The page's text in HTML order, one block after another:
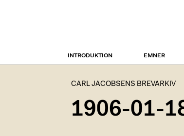
INTRODUKTION EMNER
CARL JACOBSENS BREVARKIV
1906-01-